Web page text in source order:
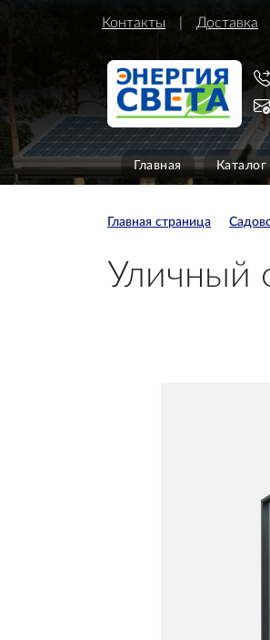
Контакты Доставка
Главная Каталог
Главная страница
Уличный